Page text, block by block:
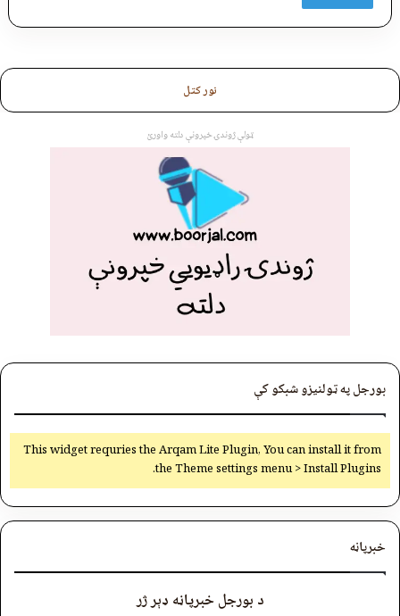
نور کتل
ټولې ژوندۍ خپرونې دلته واورئ
بورجل په ټولنیزو شبکو کې
This widget requries the Arqam Lite Plugin, You can install it from
the Theme settings menu > Install Plugins.
خبرپاڼه
د بورجل خبرپاڼه ډېر ژر